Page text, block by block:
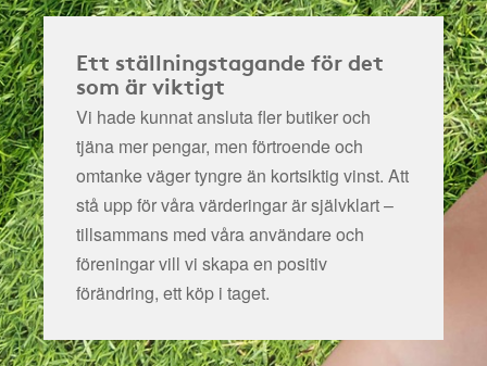
Ett ställningstagande för det
som är viktigt
Vi hade kunnat ansluta fler butiker och
tjäna mer pengar, men förtroende och
omtanke väger tyngre än kortsiktig vinst. Att
stå upp för våra värderingar är självklart –
tillsammans med våra användare och
föreningar vill vi skapa en positiv
förändring, ett köp i taget.